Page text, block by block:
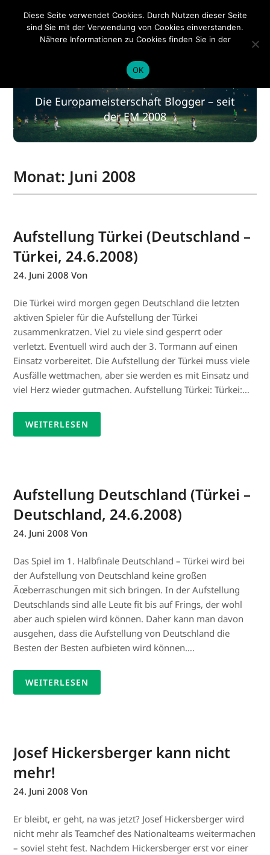
EM 2020
EM 2020
Die Europameisterschaft Blogger – seit
der EM 2008
Monat: Juni 2008
Aufstellung Türkei (Deutschland –
Türkei, 24.6.2008)
24. Juni 2008 Von
Die Türkei wird morgen gegen Deutschland die letzten
aktiven Spieler für die Aufstellung der Türkei
zusammenkratzen. Viel zu viele sind gesperrt oder
verletzt. Eventuell wird auch der 3. Tormann auf einen
Einsatz vorbereitet. Die Aufstellung der Türkei muss viele
Ausfälle wettmachen, aber sie werden es mit Einsatz und
viel Herz wieder gutmachen. Aufstellung Türkei: Türkei:…
WEITERLESEN
Aufstellung Deutschland (Türkei –
Deutschland, 24.6.2008)
24. Juni 2008 Von
Das Spiel im 1. Halbfinale Deutschland – Türkei wird bei
der Aufstellung von Deutschland keine großen
Ãœberraschungen mit sich bringen. In der Aufstellung
Deutschlands sind alle Leute fit bis auf Frings, der wohl
aber auch spielen wird können. Daher kann man davon
ausgehen, dass die Aufstellung von Deutschland die
Besten der Besten aufbieten wird können….
WEITERLESEN
Josef Hickersberger kann nicht
mehr!
24. Juni 2008 Von
Er bleibt, er geht, na was jetzt? Josef Hickersberger wird
nicht mehr als Teamchef des Nationalteams weitermachen
– soviel steht fest. Nachdem Hickersberger erst vor einer
Diese Seite verwendet Cookies. Durch Nutzen dieser Seite
sind Sie mit der Verwendung von Cookies einverstanden.
Nähere Informationen zu Cookies finden Sie in der
OK